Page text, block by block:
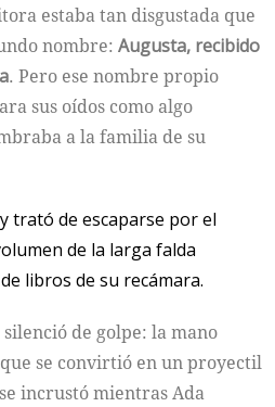
estaba tan disgustada que
nombre: Augusta, recibido
. Pero ese nombre propio
sus oídos como algo
a la familia de su
de escaparse por el
de la larga falda
libros de su recámara.
de golpe: la mano
se convirtió en un proyectil
incrustó mientras Ada